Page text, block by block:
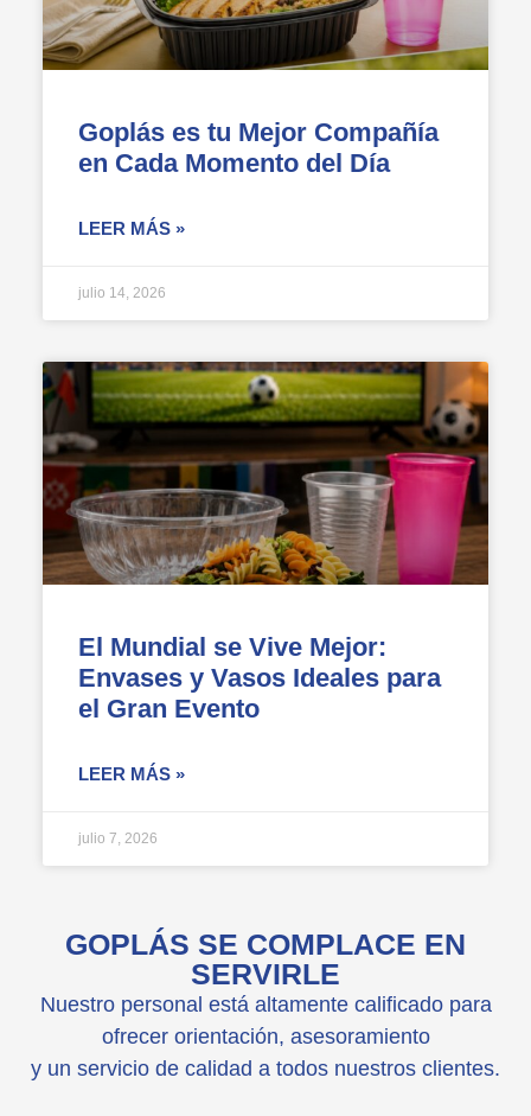
Goplás es tu Mejor Compañía
en Cada Momento del Día
LEER MÁS »
julio 14, 2026
El Mundial se Vive Mejor:
Envases y Vasos Ideales para
el Gran Evento
LEER MÁS »
julio 7, 2026
GOPLÁS SE COMPLACE EN
SERVIRLE
Nuestro personal está altamente calificado para
ofrecer orientación, asesoramiento
y un servicio de calidad a todos nuestros clientes.